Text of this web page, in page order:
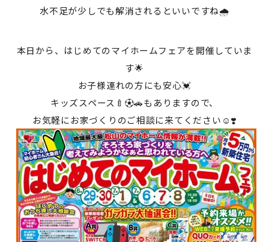
水不足が少しでも解消されるといいですね🌧
本日から、はじめてのマイホームフェアを開催していま
す🌟
お子様連れの方にも安心💓
キッズスペース🍼⚽️🚗もありますので、
お気軽にお家づくりのご相談に来てください☺️❣️